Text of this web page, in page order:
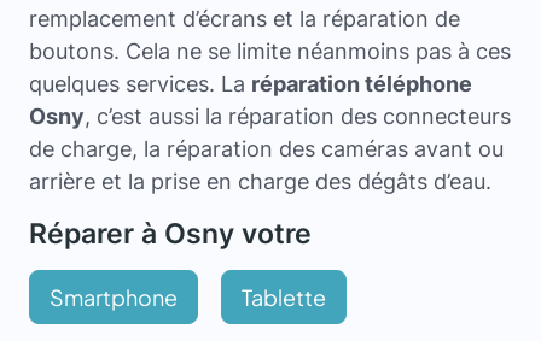
remplacement d’écrans et la réparation de
boutons. Cela ne se limite néanmoins pas à ces
quelques services. La réparation téléphone
Osny, c’est aussi la réparation des connecteurs
de charge, la réparation des caméras avant ou
arrière et la prise en charge des dégâts d’eau.
Réparer à Osny votre
Smartphone Tablette